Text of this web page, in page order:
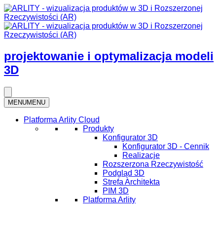
projektowanie i optymalizacja modeli
3D
MENUMENU
Platforma Arlity Cloud
Produkty
Konfigurator 3D
Konfigurator 3D - Cennik
Realizacje
Rozszerzona Rzeczywistość
Podgląd 3D
Strefa Architekta
PIM 3D
Platforma Arlity